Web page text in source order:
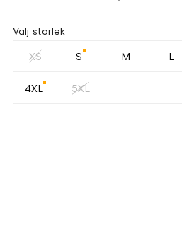
Välj storlek
XS S M L
4XL 5XL